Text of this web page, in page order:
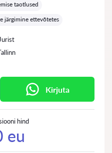
taotlused
järgimine ettevõtetes
Jurist
Kirjuta
hind
eu